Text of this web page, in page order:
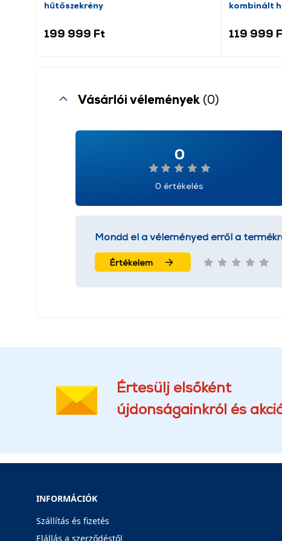
hűtőszekrény
199 999 Ft
kombinált
119 999
Vásárlói vélemények (0)
0
0 értékelés
Mondd el a véleményed erről a
Értékelem
Értesülj elsőként
újdonságainkról és
INFORMÁCIÓK
Szállítás és fizetés
Elállás a szerződéstől